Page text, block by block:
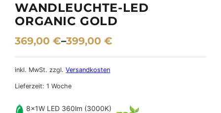
WANDLEUCHTE-LED
ORGANIC GOLD
369,00€–399,00€
inkl. MwSt. zzgl.Versandkosten
Lieferzeit:1 Woche
8×1W LED 360lm (3000K)